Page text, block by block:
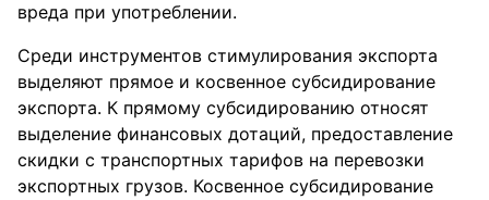
вреда при употреблении.
Среди инструментов стимулирования экспорта
выделяют прямое и косвенное субсидирование
экспорта. К прямому субсидированию относят
выделение финансовых дотаций, предоставление
скидки с транспортных тарифов на перевозки
экспортных грузов. Косвенное субсидирование